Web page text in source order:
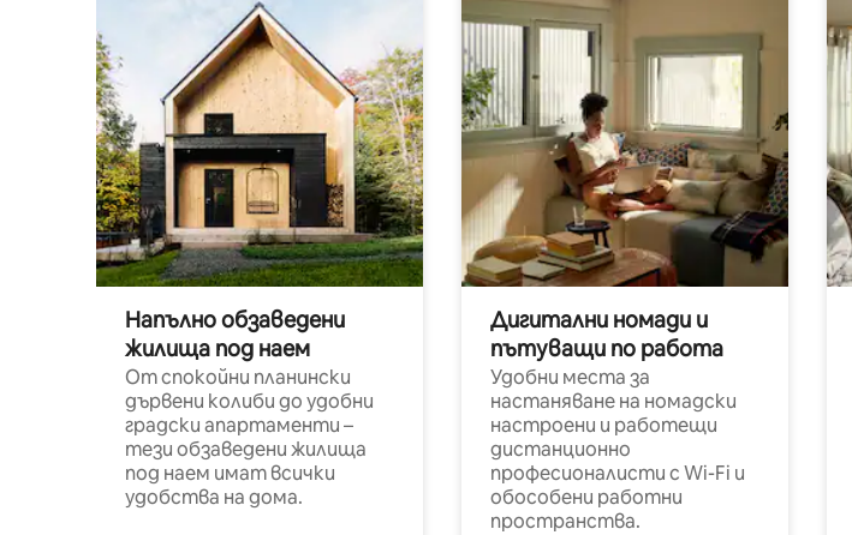
Напълно обзаведени
жилища под наем
От спокойни планински
дървени колиби до удобни
градски апартаменти –
тези обзаведени жилища
под наем имат всички
удобства на дома.
Дигитални номади и
пътуващи по работа
Удобни места за
настаняване на номадски
настроени и работещи
дистанционно
професионалисти с Wi-Fi и
обособени работни
пространства.